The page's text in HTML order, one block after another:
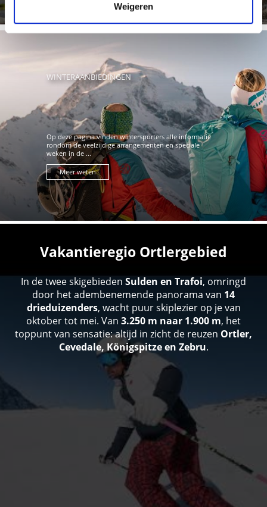
Weigeren
WINTERAANBIEDINGEN
Op deze pagina vinden wintersporters alle informatie
rondom de veelzijdige arrangementen en speciale
weken in de ...
Meer weten
Vakantieregio Ortlergebied
In de twee skigebieden Sulden en Trafoi, omringd
door het adembenemende panorama van 14
drieduizenders, wacht puur skiplezier op je van
oktober tot mei. Van 3.250 m naar 1.900 m, het
toppunt van sensatie: altijd in zicht de reuzen Ortler,
Cevedale, Königspitze en Zebru.